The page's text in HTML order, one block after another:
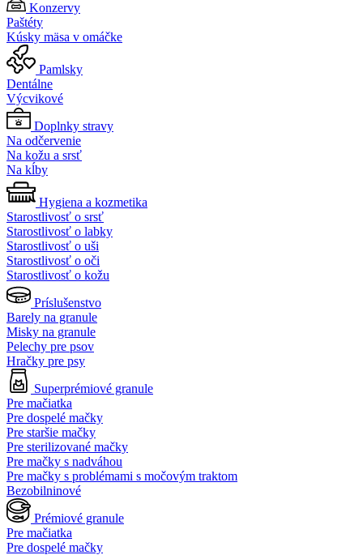
Konzervy
Paštéty
Kúsky mäsa v omáčke
Pamlsky
Dentálne
Výcvikové
Doplnky stravy
Na odčervenie
Na kožu a srsť
Na kĺby
Hygiena a kozmetika
Starostlivosť o srsť
Starostlivosť o labky
Starostlivosť o uši
Starostlivosť o oči
Starostlivosť o kožu
Príslušenstvo
Barely na granule
Misky na granule
Pelechy pre psov
Hračky pre psy
Superprémiové granule
Pre mačiatka
Pre dospelé mačky
Pre staršie mačky
Pre sterilizované mačky
Pre mačky s nadváhou
Pre mačky s problémami s močovým traktom
Bezobilninové
Prémiové granule
Pre mačiatka
Pre dospelé mačky